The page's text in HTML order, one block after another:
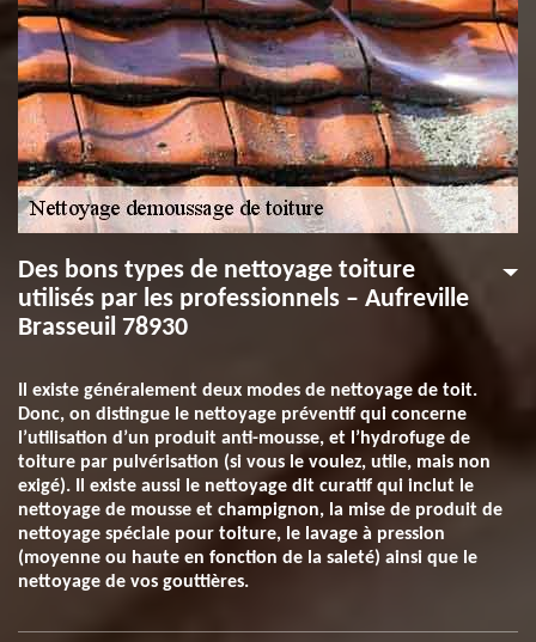
Des bons types de nettoyage toiture
utilisés par les professionnels – Aufreville
Brasseuil 78930
Il existe généralement deux modes de nettoyage de toit.
Donc, on distingue le nettoyage préventif qui concerne
l’utilisation d’un produit anti-mousse, et l’hydrofuge de
toiture par pulvérisation (si vous le voulez, utile, mais non
exigé). Il existe aussi le nettoyage dit curatif qui inclut le
nettoyage de mousse et champignon, la mise de produit de
nettoyage spéciale pour toiture, le lavage à pression
(moyenne ou haute en fonction de la saleté) ainsi que le
nettoyage de vos gouttières.